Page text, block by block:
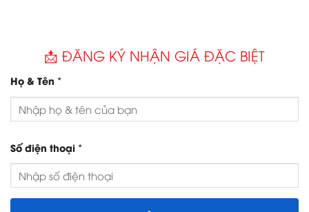
📩 ĐĂNG KÝ NHẬN GIÁ ĐẶC BIỆT
Họ & Tên *
Số điện thoại *